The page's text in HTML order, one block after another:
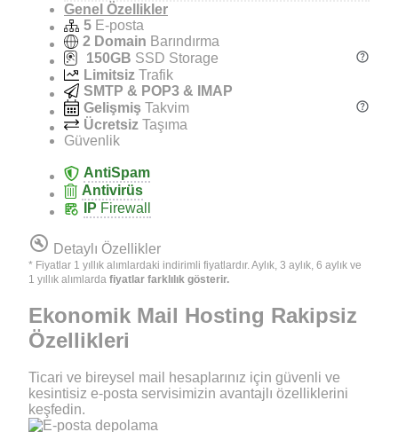
Genel Özellikler
5 E-posta
2 Domain Barındırma
150GB SSD Storage
Limitsiz Trafik
SMTP & POP3 & IMAP
Gelişmiş Takvim
Ücretsiz Taşıma
Güvenlik
AntiSpam
Antivirüs
IP Firewall
build_circle Detaylı Özellikler
* Fiyatlar 1 yıllık alımlardaki indirimli fiyatlardır. Aylık, 3 aylık, 6 aylık ve
1 yıllık alımlarda fiyatlar farklılık gösterir.
Ekonomik Mail Hosting Rakipsiz
Özellikleri
Ticari ve bireysel mail hesaplarınız için güvenli ve
kesintisiz e-posta servisimizin avantajlı özelliklerini
keşfedin.